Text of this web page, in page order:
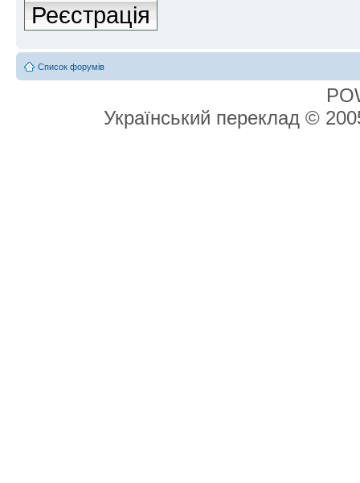
Реєстрація
Список форумів
Український переклад ©